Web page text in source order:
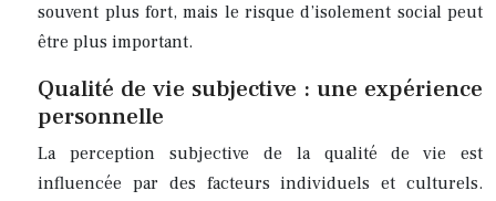
souvent plus fort, mais le risque d’isolement social peut
être plus important.
Qualité de vie subjective : une expérience
personnelle
La perception subjective de la qualité de vie est
influencée par des facteurs individuels et culturels.